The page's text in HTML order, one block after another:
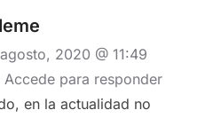
2020 @ 11:49
Accede para responder
en la actualidad no